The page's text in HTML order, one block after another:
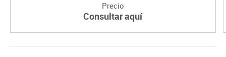
Precio
Consultar aquí